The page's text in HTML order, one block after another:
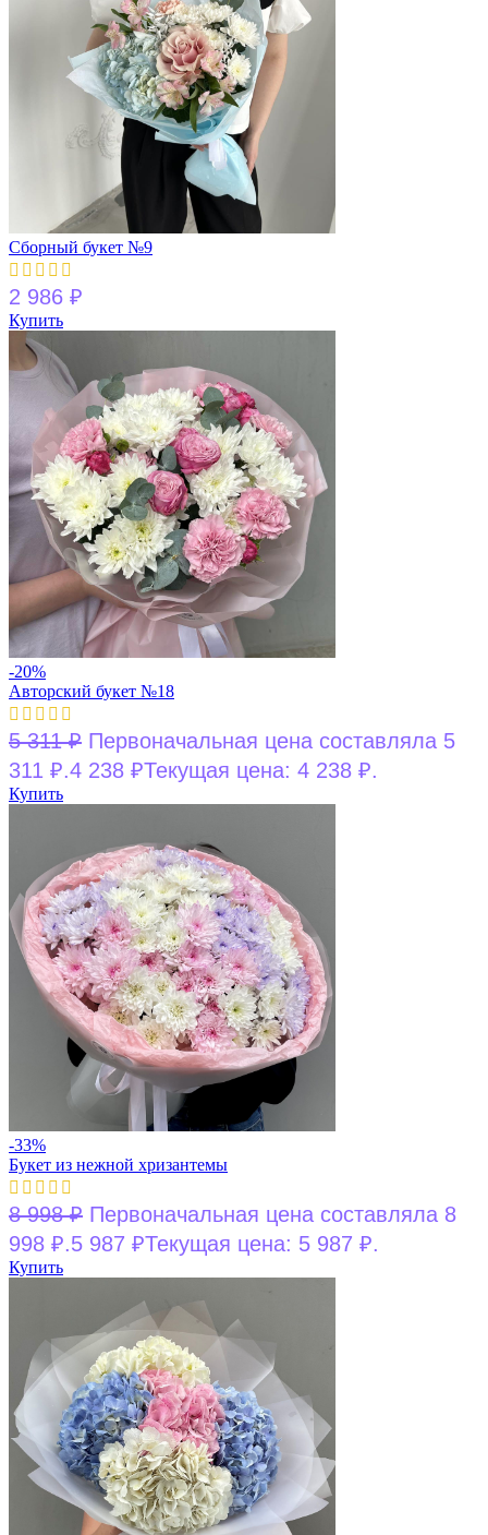
Сборный букет №9
2 986 ₽
Купить
-20%
Авторский букет №18
5 311₽ Первоначальная цена составляла 5
311 ₽.4 238 ₽Текущая цена: 4 238 ₽.
Купить
-33%
Букет из нежной хризантемы
8 998₽ Первоначальная цена составляла 8
998 ₽.5 987 ₽Текущая цена: 5 987 ₽.
Купить